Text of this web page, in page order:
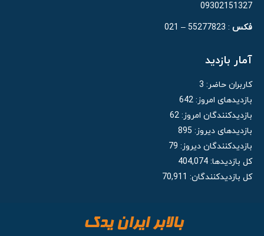
09302151327
فکس : 55277823 – 021
آمار بازدید
کاربران حاضر: 3
بازدیدهای امروز: 642
بازدیدکنندگان امروز: 62
بازدیدهای دیروز: 895
بازدیدکنندگان دیروز: 79
کل بازدیدها: 404,074
کل بازدیدکنند‌گان: 70,911